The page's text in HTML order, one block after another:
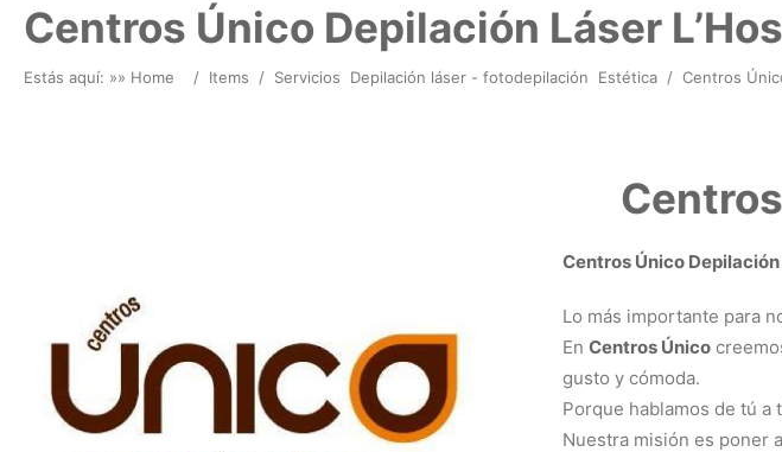
Centros Único Depilación Láser
Estás aquí: »» Home / Items / Servicios Depilación láser - fotodepilación Estética / Centros
Centros Único
Lo más importante para
En Centros Único
gusto y cómoda.
Porque hablamos de tú a
Nuestra misión es poner